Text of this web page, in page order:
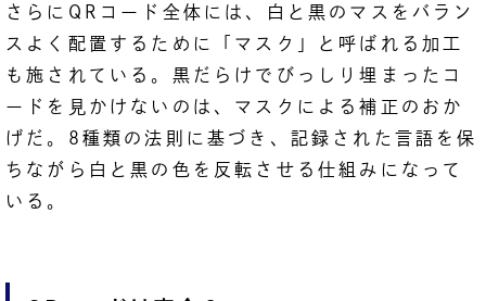
さらにQRコード全体には、白と黒のマスをバラン
スよく配置するために「マスク」と呼ばれる加工
も施されている。黒だらけでびっしり埋まったコ
ードを見かけないのは、マスクによる補正のおか
げだ。8種類の法則に基づき、記録された言語を保
ちながら白と黒の色を反転させる仕組みになって
いる。